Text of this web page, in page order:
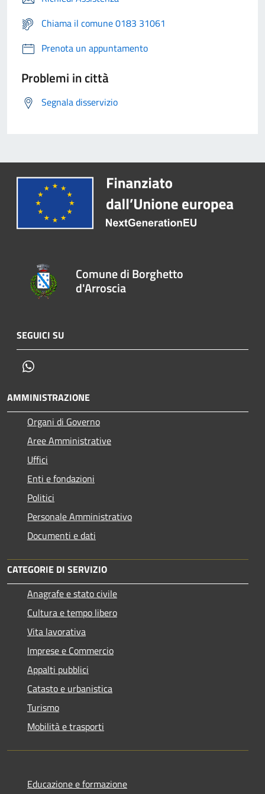
Chiama il comune 0183 31061
Prenota un appuntamento
Problemi in città
Segnala disservizio
Comune di Borghetto
d'Arroscia
SEGUICI SU
AMMINISTRAZIONE
Organi di Governo
Aree Amministrative
Uffici
Enti e fondazioni
Politici
Personale Amministrativo
Documenti e dati
CATEGORIE DI SERVIZIO
Anagrafe e stato civile
Cultura e tempo libero
Vita lavorativa
Imprese e Commercio
Appalti pubblici
Catasto e urbanistica
Turismo
Mobilità e trasporti
Educazione e formazione